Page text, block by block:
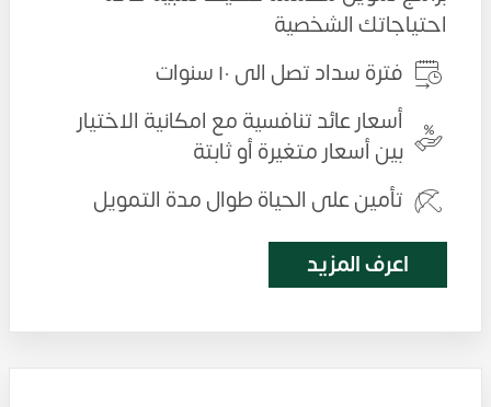
احتياجاتك الشخصية
فترة سداد تصل الى ١٠ سنوات
أسعار عائد تنافسية مع امكانية الاختيار
بين أسعار متغيرة أو ثابتة
تأمين على الحياة طوال مدة التمويل
اعرف المزيد